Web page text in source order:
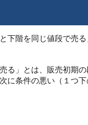
下階を同じ値段で売
る」とは、販売初期
に条件の悪い（１つ